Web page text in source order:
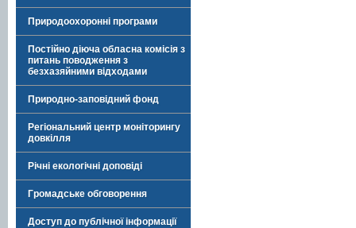
Природоохоронні програми
Постійно діюча обласна комісія з
питань поводження з
безхазяйними відходами
Природно-заповідний фонд
Регіональний центр моніторингу
довкілля
Річні екологічні доповіді
Громадське обговорення
Доступ до публічної інформації